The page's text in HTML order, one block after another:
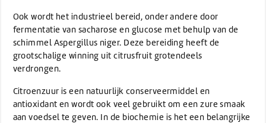
Ook wordt het industrieel bereid, onder andere door
fermentatie van sacharose en glucose met behulp van de
schimmel Aspergillus niger. Deze bereiding heeft de
grootschalige winning uit citrusfruit grotendeels
verdrongen.
Citroenzuur is een natuurlijk conserveermiddel en
antioxidant en wordt ook veel gebruikt om een zure smaak
aan voedsel te geven. In de biochemie is het een belangrijke